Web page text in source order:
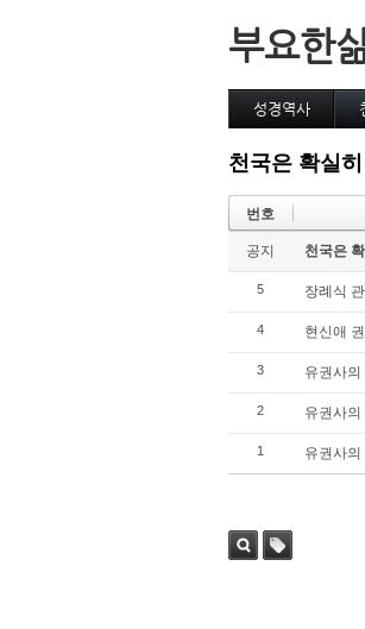
부요한
성경역사
천국은 확실
번호
공지 천국은
5 장례식
4 현신애
3 유권사의
2 유권사의
1 유권사의